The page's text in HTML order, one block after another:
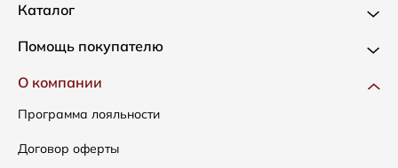
Каталог
Новинки
Одежда
Сумки
Аксессуары
Помощь покупателю
Доставка и оплата
Как оформить заказ
Условия возвратов
О компании
Программа лояльности
Договор оферты